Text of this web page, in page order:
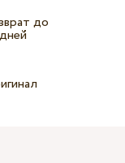
до